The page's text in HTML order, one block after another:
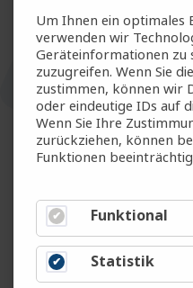
Um Ihnen ein optimales
verwenden wir
Geräteinformationen
zuzugreifen. Wenn Sie
zustimmen, können wir
oder eindeutige IDs auf
Wenn Sie Ihre
zurückziehen, können
Funktionen
Funktional
Statistik